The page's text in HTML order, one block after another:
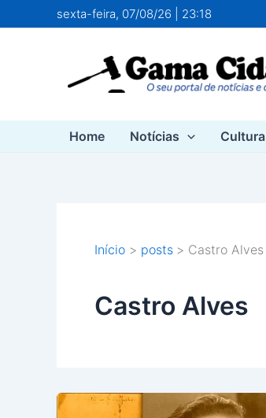
para
sexta-feira, 07/08/26 | 23:18
Home Notícias Cultura
Início posts Castro Alves
Castro Alves